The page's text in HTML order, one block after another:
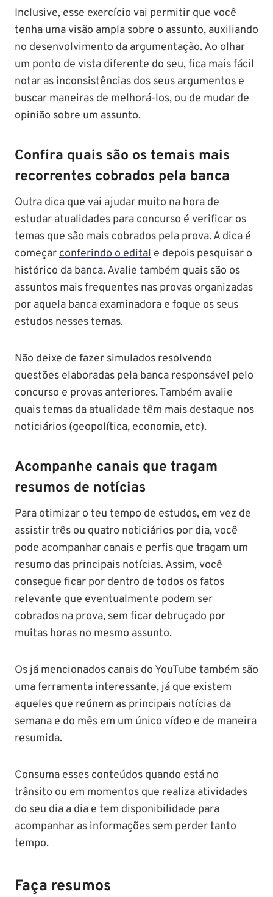
Inclusive, esse exercício vai permitir que você
tenha uma visão ampla sobre o assunto, auxiliando
no desenvolvimento da argumentação. Ao olhar
um ponto de vista diferente do seu, fica mais fácil
notar as inconsistências dos seus argumentos e
buscar maneiras de melhorá-los, ou de mudar de
opinião sobre um assunto.
Confira quais são os temais mais
recorrentes cobrados pela banca
Outra dica que vai ajudar muito na hora de
estudar atualidades para concurso é verificar os
temas que são mais cobrados pela prova. A dica é
começarconferindo o edital e depois pesquisar o
histórico da banca. Avalie também quais são os
assuntos mais frequentes nas provas organizadas
por aquela banca examinadora e foque os seus
estudos nesses temas.
Não deixe de fazer simulados resolvendo
questões elaboradas pela banca responsável pelo
concurso e provas anteriores. Também avalie
quais temas da atualidade têm mais destaque nos
noticiários (geopolítica, economia, etc).
Acompanhe canais que tragam
resumos de notícias
Para otimizar o teu tempo de estudos, em vez de
assistir três ou quatro noticiários por dia, você
pode acompanhar canais e perfis que tragam um
resumo das principais notícias. Assim, você
consegue ficar por dentro de todos os fatos
relevante que eventualmente podem ser
cobrados na prova, sem ficar debruçado por
muitas horas no mesmo assunto.
Os já mencionados canais do YouTube também são
uma ferramenta interessante, já que existem
aqueles que reúnem as principais notícias da
semana e do mês em um único vídeo e de maneira
resumida.
Consuma essesconteúdosquando está no
trânsito ou em momentos que realiza atividades
do seu dia a dia e tem disponibilidade para
acompanhar as informações sem perder tanto
tempo.
Faça resumos